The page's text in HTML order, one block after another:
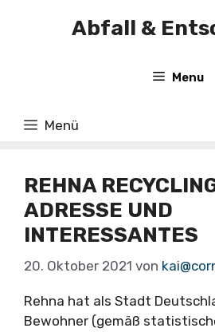
Abfall &
Menu
Menü
REHNA
ADRESSE UND
INTERESSANTES
20. Oktober 2021 von
Rehna hat als Stadt
Bewohner (gemäß